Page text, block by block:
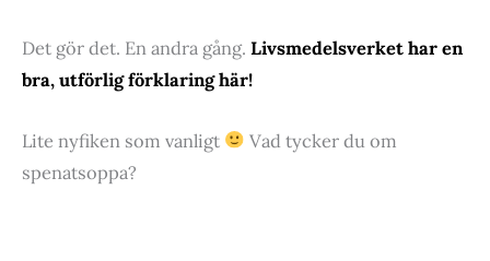
Det gör det. En andra gång. Livsmedelsverket har en
bra, utförlig förklaring här!
Lite nyfiken som vanligt
Vad tycker du om
spenatsoppa?